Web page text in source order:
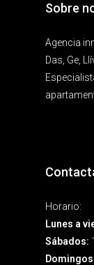
Sobre
Agencia
Das, Ge,
Horario:
Lunes a
Sábados: